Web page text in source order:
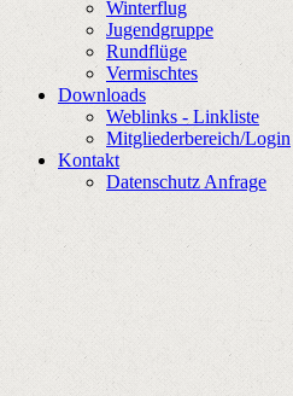
Winterflug
Jugendgruppe
Rundflüge
Vermischtes
Downloads
Weblinks - Linkliste
Mitgliederbereich/Login
Kontakt
Datenschutz Anfrage